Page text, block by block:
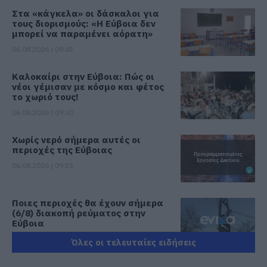
Στα «κάγκελα» οι δάσκαλοι για
τους διορισμούς: «Η Εύβοια δεν
μπορεί να παραμένει αόρατη»
Καλοκαίρι στην Εύβοια: Πώς οι
νέοι γέμισαν με κόσμο και φέτος
το χωριό τους!
Χωρίς νερό σήμερα αυτές οι
περιοχές της Εύβοιας
Ποιες περιοχές θα έχουν σήμερα
(6/8) διακοπή ρεύματος στην
Εύβοια
06.08.2026 | 09:00Όλες οι τελευταίες ειδήσεις